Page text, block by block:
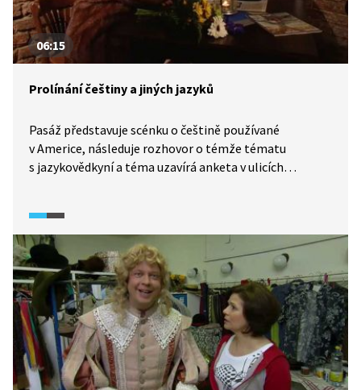
06:15
Prolínání češtiny a jiných jazyků
Pasáž představuje scénku o češtině používané
v Americe, následuje rozhovor o témže tématu
s jazykovědkyní a téma uzavírá anketa v ulicích